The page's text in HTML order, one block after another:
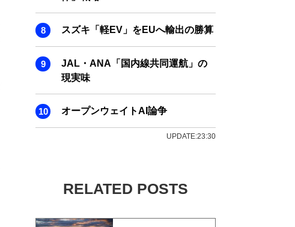
スズキ「軽EV」をEUへ輸出の勝算
JAL・ANA「国内線共同運航」の
現実味
オープンウェイトAI論争
UPDATE:23:30
RELATED POSTS